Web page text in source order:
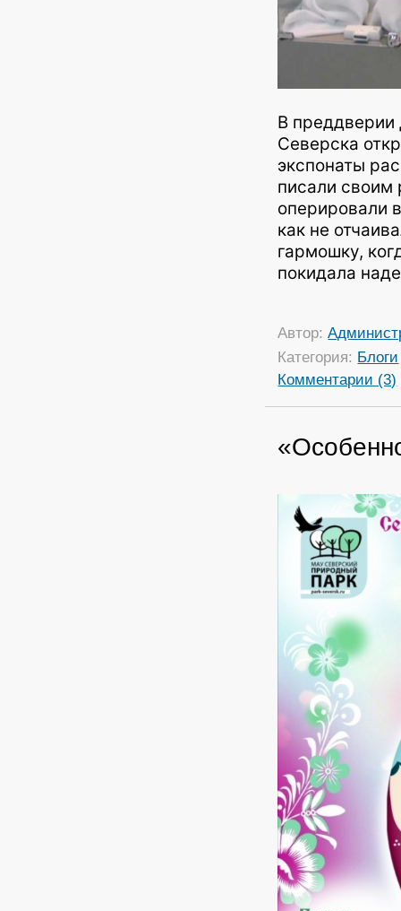
В преддверии
Северска
экспонаты
писали своим
оперировали
как не
гармошку,
покидала
Автор:
Категория: Блоги
Комментарии (3)